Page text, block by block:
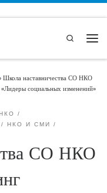
Search
Школа наставничества СО НКО
социальных изменений»
НКО И СМИ
СО НКО